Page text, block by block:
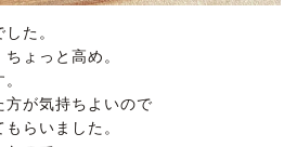
た。
ょっと高め。
方が気持ちよいので
らいました。